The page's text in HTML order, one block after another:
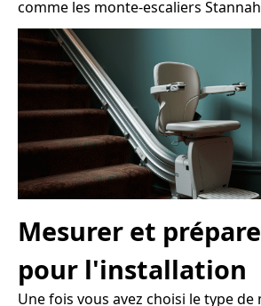
comme les monte-escaliers
Mesurer et
pour l'installation
Une fois vous avez choisi le type